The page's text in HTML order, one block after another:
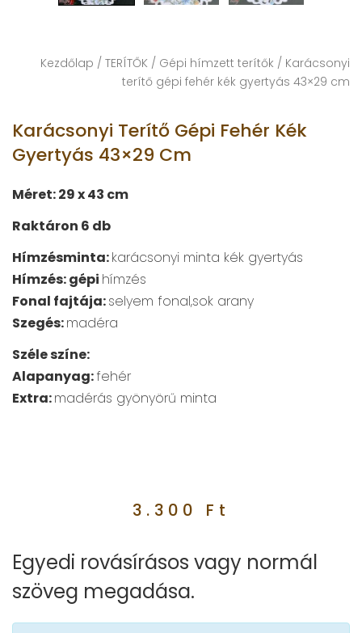
Kezdőlap / TERÍTŐK / Gépi hímzett terítők / Karácsonyi
terítő gépi fehér kék gyertyás 43×29 cm
Karácsonyi Terítő Gépi Fehér Kék
Gyertyás 43×29 Cm
Méret: 29 x 43 cm
Raktáron 6 db
Hímzésminta:karácsonyi minta kék gyertyás
Hímzés: gépi hímzés
Fonal fajtája:selyem fonal,sok arany
Szegés:madéra
Széle színe:
Alapanyag:fehér
Extra:madérás gyönyörű minta
3.300 Ft
Egyedi rovásírásos vagy normál
szöveg megadása.